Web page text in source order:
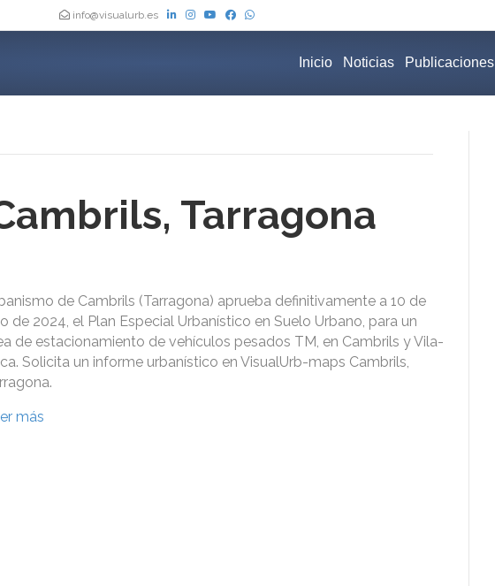
info@visualurb.es
Inicio Noticias Publicaciones
Tarragona
de Cambrils (Tarragona) aprueba definitivamente a 10 de
de 2024, el Plan Especial Urbanístico en Suelo Urbano, para un
de estacionamiento de vehículos pesados TM, en Cambrils y Vila-
Solicita un informe urbanístico en VisualUrb-maps Cambrils,
más